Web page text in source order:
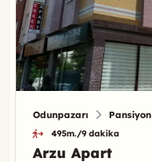
Odunpazarı Pansiyon
495m./9 dakika
Arzu Apart